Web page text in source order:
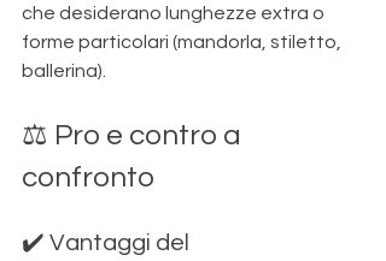
che desiderano lunghezze extra o
forme particolari (mandorla, stiletto,
ballerina).
⚖️ Pro e contro a
confronto
✔️ Vantaggi del